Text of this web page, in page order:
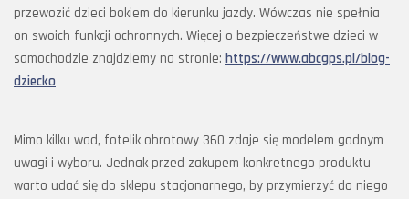
przewozić dzieci bokiem do kierunku jazdy. Wówczas nie spełnia
on swoich funkcji ochronnych. Więcej o bezpieczeństwe dzieci w
samochodzie znajdziemy na stronie: https://www.abcgps.pl/blog-
dziecko
Mimo kilku wad, fotelik obrotowy 360 zdaje się modelem godnym
uwagi i wyboru. Jednak przed zakupem konkretnego produktu
warto udać się do sklepu stacjonarnego, by przymierzyć do niego